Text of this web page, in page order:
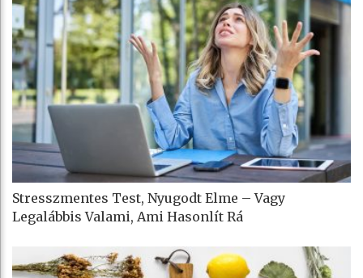
Stresszmentes Test, Nyugodt Elme – Vagy
Legalábbis Valami, Ami Hasonlít Rá